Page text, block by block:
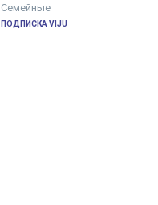
Семейные
ПОДПИСКА VIJU